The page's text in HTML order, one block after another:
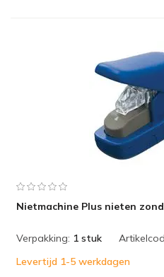
Nietmachine Plus nieten
Verpakking: 1 stuk
Levertijd 1-5 werkdagen